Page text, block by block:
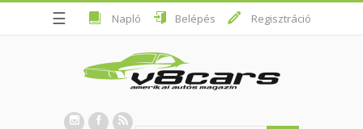
☰ Napló Belépés Regisztráció